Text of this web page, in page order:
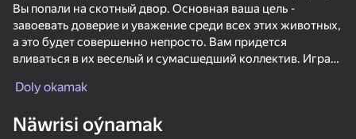
Вы попали на скотный двор. Основная ваша цель -
завоевать доверие и уважение среди всех этих животных,
а это будет совершенно непросто. Вам придется
вливаться в их веселый и сумасшедший коллектив. Играть
Устраивайте шумные вечеринки, пейте больше молока и
миссии, открывайте новые территории на карте и
Doly okamak
Näwrisi oýnamak